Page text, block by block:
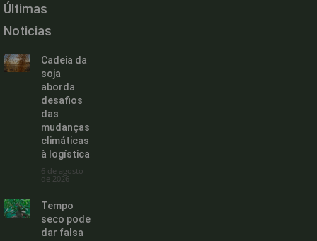
Últimas
Noticias
Cadeia da
soja
aborda
desafios
das
mudanças
climáticas
à logística
6 de agosto
de 2026
Tempo
seco pode
dar falsa